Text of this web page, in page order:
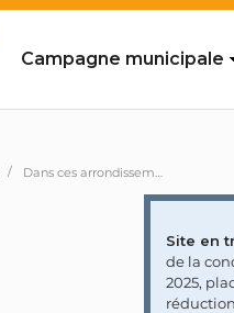
Campagne municipale
Dans ces arrondissements de Paris, les chiens peuvent s'ébattre en liberté dans un caniparc
Site en
de la
2025,